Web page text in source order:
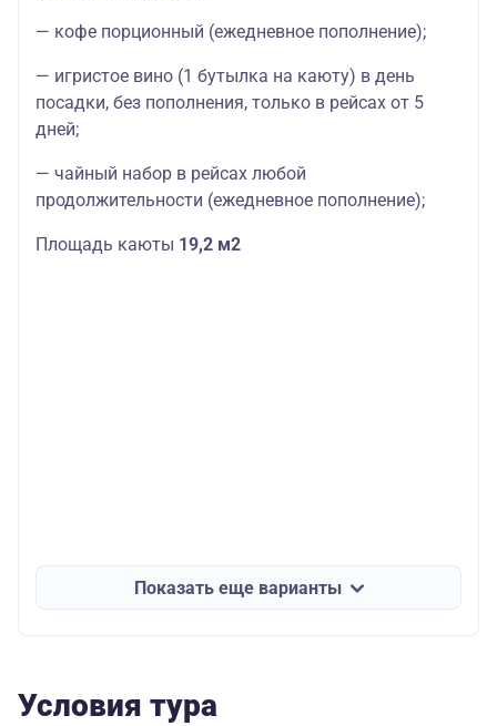
— кофе порционный (ежедневное пополнение);
— игристое вино (1 бутылка на каюту) в день
посадки, без пополнения, только в рейсах от 5
дней;
— чайный набор в рейсах любой
продолжительности (ежедневное пополнение);
Площадь каюты 19,2 м2
Показать еще варианты
Условия тура